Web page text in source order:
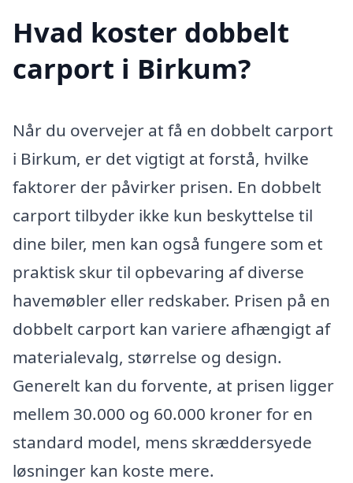
Hvad koster dobbelt
carport i Birkum?
Når du overvejer at få en dobbelt carport
i Birkum, er det vigtigt at forstå, hvilke
faktorer der påvirker prisen. En dobbelt
carport tilbyder ikke kun beskyttelse til
dine biler, men kan også fungere som et
praktisk skur til opbevaring af diverse
havemøbler eller redskaber. Prisen på en
dobbelt carport kan variere afhængigt af
materialevalg, størrelse og design.
Generelt kan du forvente, at prisen ligger
mellem 30.000 og 60.000 kroner for en
standard model, mens skræddersyede
løsninger kan koste mere.